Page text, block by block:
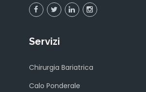
Servizi
Chirurgia Bariatrica
Calo Ponderale